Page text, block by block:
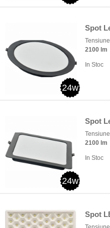
24w
Spot
Tensiune
2100 lm
In Stoc
24w
Spot
Tensiune
2100 lm
In Stoc
Spot